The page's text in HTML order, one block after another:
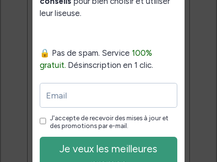
meilleures promos + conseils
pour bien choisir et utiliser leur
liseuse.
Pas de spam.
Service 100% gratuit.
Désinscription en 1 clic.
Email: